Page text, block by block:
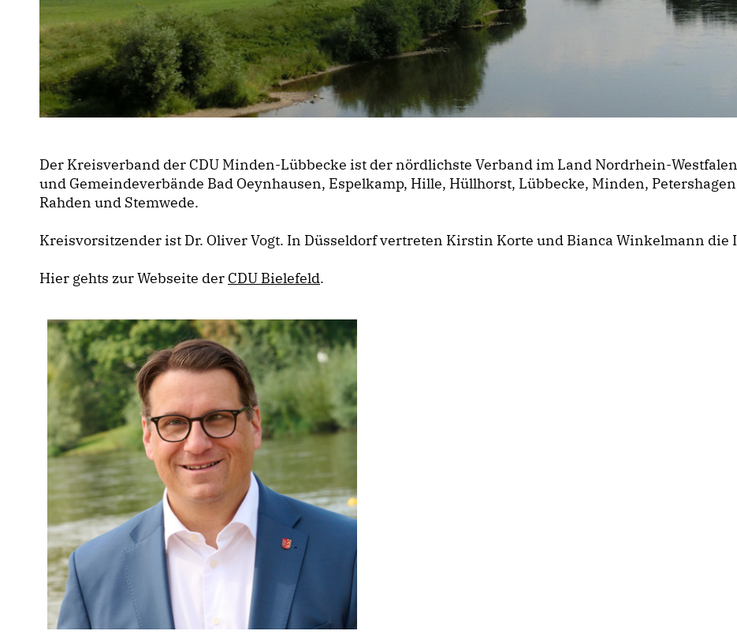
Der Kreisverband der CDU Minden-Lübbecke ist der nördlichste Verband im Land Nordrhein-
und Gemeindeverbände Bad Oeynhausen, Espelkamp, Hille, Hüllhorst, Lübbecke, Minden,
Rahden und Stemwede.
Kreisvorsitzender ist Dr. Oliver Vogt. In Düsseldorf vertreten Kirstin Korte und Bianca Winkelmann die
Hier gehts zur Webseite der CDU Bielefeld.